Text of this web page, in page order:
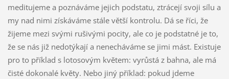
meditujeme a poznáváme jejich podstatu, ztrácejí svoji sílu a
my nad nimi získáváme stále větší kontrolu. Dá se říci, že
žijeme mezi svými rušivými pocity, ale co je podstatné je to,
že se nás již nedotýkají a nenecháváme se jimi mást. Existuje
pro to příklad s lotosovým květem: vyrůstá z bahna, ale má
čisté dokonalé květy. Nebo jiný příklad: pokud jdeme